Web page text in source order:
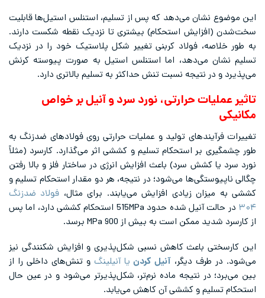
این موضوع نشان می‌دهد که پس از تسلیم، استنلس استیل‌ها قابلیت
سخت‌شدن (افزایش استحکام) بیشتری تا نزدیک نقطه شکست دارند.
به طور خلاصه، فولاد کربنی تغییر شکل پلاستیک خود را در نزدیک
تسلیم نشان می‌دهد، اما استنلس استیل به صورت پیوسته کرنش
می‌پذیرد و در نتیجه نسبت تنش حداکثر به تسلیم بالاتری دارد.
تاثیر عملیات حرارتی، نورد سرد و آنیل بر خواص
مکانیکی
تغییرات فرآیندهای تولید و عملیات حرارتی روی فولادهای ضدزنگ به
طور چشمگیری بر استحکام تسلیم و کششی اثر می‌گذارد. کارسرد (مثلاً
نورد سرد یا کشش سرد) باعث افزایش انرژی در ساختار فلز و بالا رفتن
چگالی ناپیوستگی‌ها می‌شود؛ در نتیجه، هر دو مقدار استحکام تسلیم و
کششی به میزان زیادی افزایش می‌یابند. برای مثال، فولاد ضدزنگ
۳۰۴
در حالت آنیل شده حدود 515MPa استحکام کششی دارد، اما پس
از کارسرد شدید ممکن است به بیش از 900 MPa برسد.
این کارسختی باعث کاهش نسبی شکل‌پذیری و افزایش شکنندگی نیز
می‌شود. در طرف دیگر، آنیل کردنیا آنیلینگ و تنش‌های داخلی را از
بین می‌برد؛ در نتیجه ماده نرم‌تر، شکل‌پذیرتر می‌شود و در عین حال
استحکام تسلیم و کششی آن کاهش می‌یابد.